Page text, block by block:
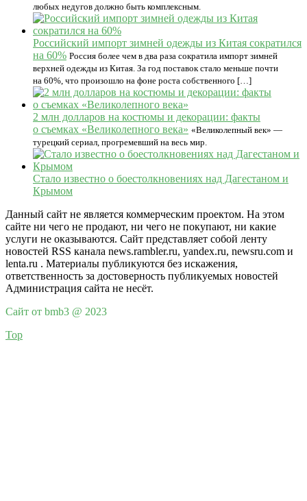
любых недугов должно быть комплексным.
Российский импорт зимней одежды из Китая сократился
на 60% Россия более чем в два раза сократила импорт зимней
верхней одежды из Китая. За год поставок стало меньше почти
на 60%, что произошло на фоне роста собственного […]
2 млн долларов на костюмы и декорации: факты
о съемках «Великолепного века» «Великолепный век» —
турецкий сериал, прогремевший на весь мир.
Стало известно о боестолкновениях над Дагестаном и
Крымом
Данный сайт не является коммерческим проектом. На этом
сайте ни чего не продают, ни чего не покупают, ни какие
услуги не оказываются. Сайт представляет собой ленту
новостей RSS канала news.rambler.ru, yandex.ru, newsru.com и
lenta.ru . Материалы публикуются без искажения,
ответственность за достоверность публикуемых новостей
Администрация сайта не несёт.
Сайт от bmb3 @ 2023
Top